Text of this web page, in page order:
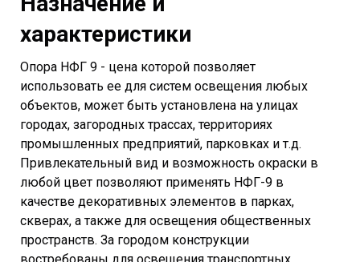
характеристики
Опора НФГ 9 - цена которой позволяет
использовать ее для систем освещения любых
объектов, может быть установлена на улицах
городах, загородных трассах, территориях
промышленных предприятий, парковках и т.д.
Привлекательный вид и возможность окраски в
любой цвет позволяют применять НФГ-9 в
качестве декоративных элементов в парках,
скверах, а также для освещения общественных
пространств. За городом конструкции